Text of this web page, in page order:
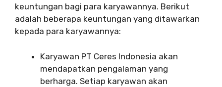
keuntungan bagi para karyawannya. Berikut
adalah beberapa keuntungan yang ditawarkan
kepada para karyawannya:
Karyawan PT Ceres Indonesia akan
mendapatkan pengalaman yang
berharga. Setiap karyawan akan